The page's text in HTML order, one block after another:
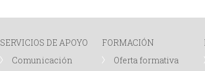
SERVICIOS DE APOYO
Comunicación
FORMACIÓN
Oferta formativa